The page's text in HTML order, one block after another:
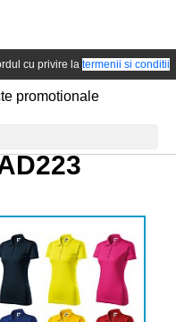
din
cu privire la termenii si conditii
promotionale